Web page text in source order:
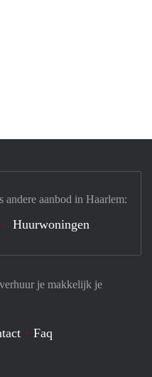
je makkelijk je
Faq
aanbod in Haarlem:
Huurwoningen